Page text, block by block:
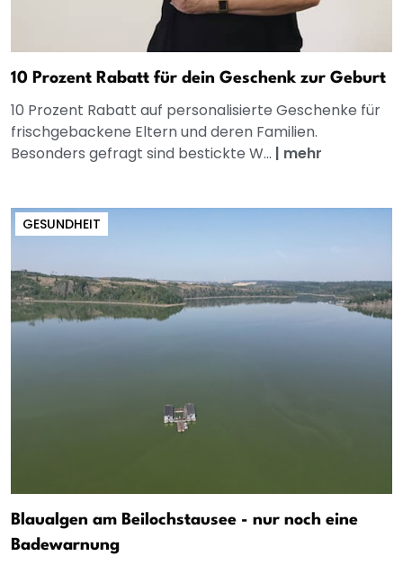
10 Prozent Rabatt für dein Geschenk zur Geburt
10 Prozent Rabatt auf personalisierte Geschenke für
frischgebackene Eltern und deren Familien.
Besonders gefragt sind bestickte W... | mehr
GESUNDHEIT
Blaualgen am Beilochstausee - nur noch eine
Badewarnung